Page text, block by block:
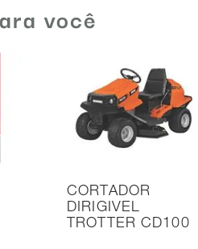
você
CORTADOR
DIRIGIVEL
TROTTER CD100